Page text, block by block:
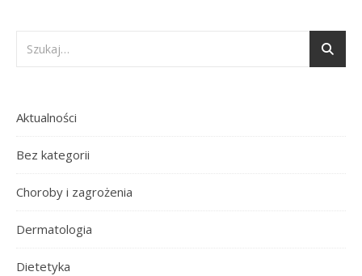
Aktualności
Bez kategorii
Choroby i zagrożenia
Dermatologia
Dietetyka